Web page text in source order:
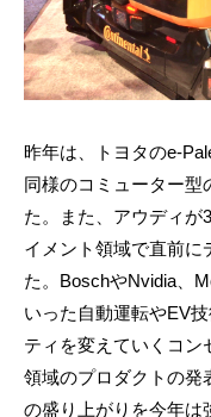
昨年は、トヨタのe-
同様のコミューター型
た。また、アウディが
イメント領域で直前に
た。BoschやNvidia、
いった自動運転やEV
ティを変えていくコン
領域のプロダクトの発
の盛り上がりを今年は